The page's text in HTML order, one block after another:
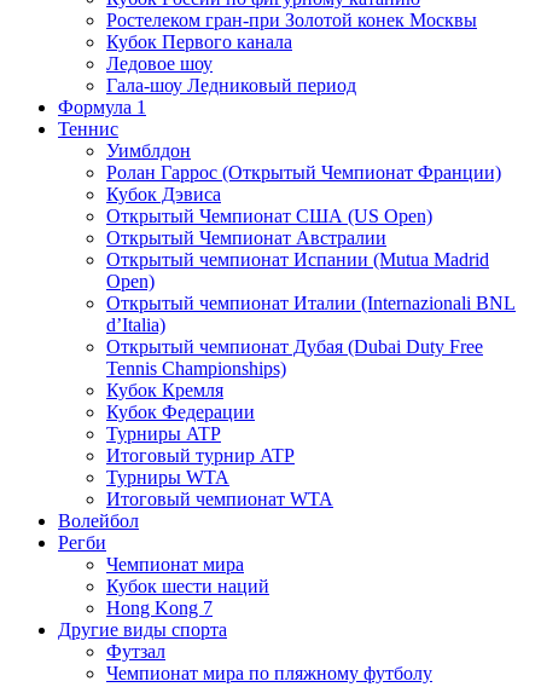
Ростелеком гран-при Золотой конек Москвы
Кубок Первого канала
Ледовое шоу
Гала-шоу Ледниковый период
Формула 1
Теннис
Уимблдон
Ролан Гаррос (Открытый Чемпионат Франции)
Кубок Дэвиса
Открытый Чемпионат США (US Open)
Открытый Чемпионат Австралии
Открытый чемпионат Испании (Mutua Madrid
Open)
Открытый чемпионат Италии (Internazionali BNL
d’Italia)
Открытый чемпионат Дубая (Dubai Duty Free
Tennis Championships)
Кубок Кремля
Кубок Федерации
Турниры ATP
Итоговый турнир ATP
Турниры WTA
Итоговый чемпионат WTA
Волейбол
Регби
Чемпионат мира
Кубок шести наций
Hong Kong 7
Другие виды спорта
Футзал
Чемпионат мира по пляжному футболу